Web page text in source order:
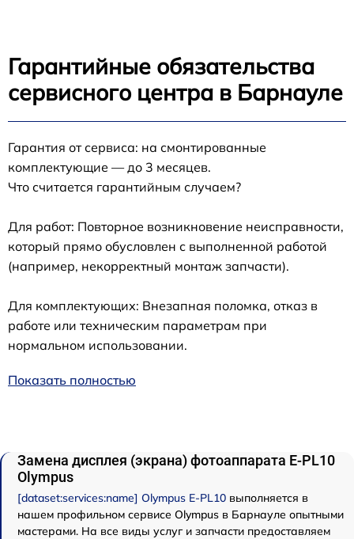
Гарантийные обязательства
сервисного центра в Барнауле
Гарантия от сервиса: на смонтированные
комплектующие — до 3 месяцев.
Что считается гарантийным случаем?
Для работ: Повторное возникновение неисправности,
который прямо обусловлен с выполненной работой
(например, некорректный монтаж запчасти).
Для комплектующих: Внезапная поломка, отказ в
работе или техническим параметрам при
нормальном использовании.
Показать полностью
Замена дисплея (экрана) фотоаппарата E‑PL10
Olympus
[dataset:services:name] Olympus E‑PL10 выполняется в
нашем профильном сервисе Olympus в Барнауле опытными
мастерами. На все виды услуг и запчасти предоставляем